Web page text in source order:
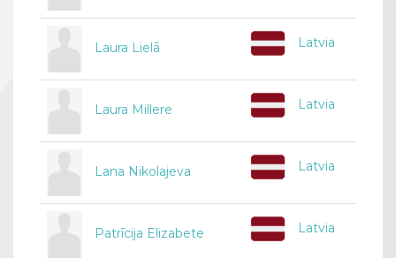
Laura Lielā Latvia
Laura Millere Latvia
Lana Nikolajeva Latvia
Patrīcija Elizabete Latvia